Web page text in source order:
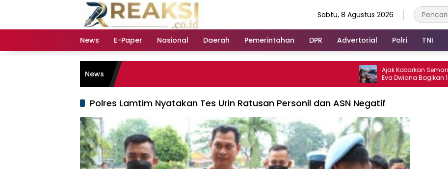
Sabtu, 8 Agustus 2026
News E-Paper Nasional Daerah Pemerintahan DPR Advertorial Polri TNI
News
Ajak Kobarkan Semangat
Eva Dwiana Bagikan 10 Ribu
Merah Putih ke Warga
Polres Lamtim Nyatakan Tes Urin Ratusan Personil dan ASN Negatif